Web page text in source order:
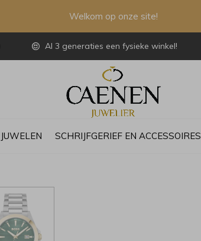
JUWELEN SCHRIJFGERIEF EN ACCESSOIRES
Al 3 generaties een fysieke winkel!
Welkom op onze site!